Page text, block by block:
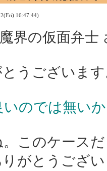
16:47:44)
界の仮面弁士
うございま
いのでは無い
このケース
がとうござ